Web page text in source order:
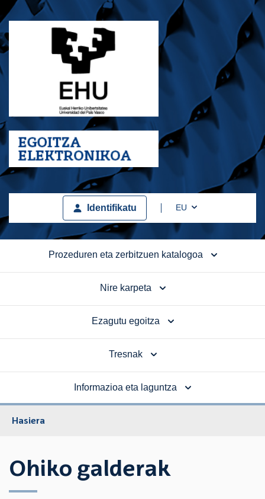
EU Toggle Dropdown
Identifikatu
Prozeduren eta zerbitzuen katalogoa
Nire karpeta
Ezagutu egoitza
Tresnak
Informazioa eta laguntza
Hasiera
Ohiko galderak